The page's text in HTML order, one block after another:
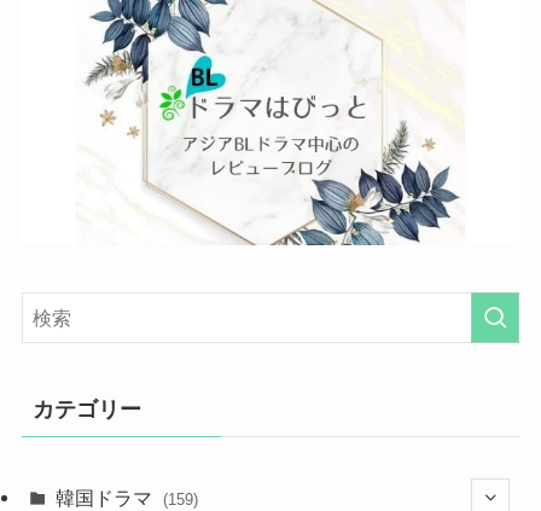
カテゴリー
韓国ドラマ (159)